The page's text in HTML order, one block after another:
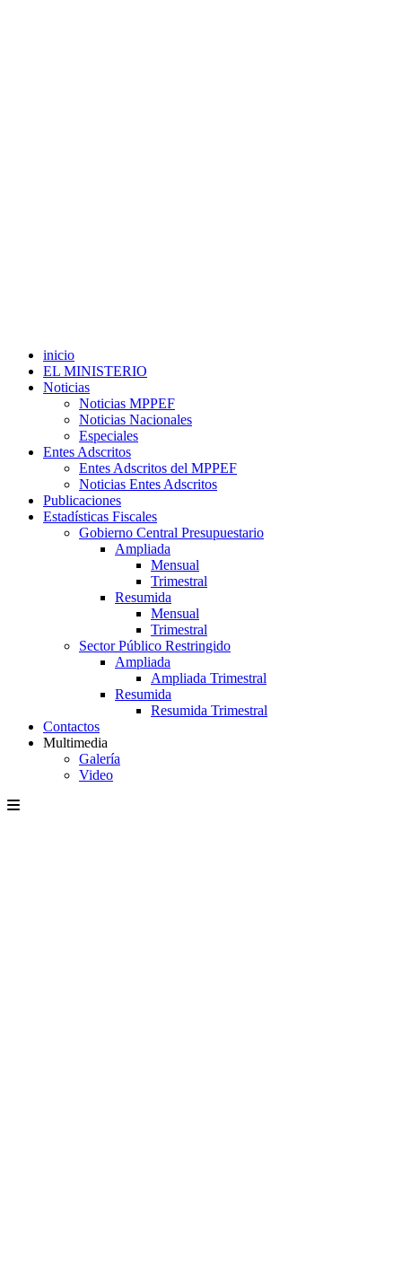
inicio
EL MINISTERIO
Noticias
Noticias MPPEF
Noticias Nacionales
Especiales
Entes Adscritos
Entes Adscritos del MPPEF
Noticias Entes Adscritos
Publicaciones
Estadísticas Fiscales
Gobierno Central Presupuestario
Ampliada
Mensual
Trimestral
Resumida
Mensual
Trimestral
Sector Público Restringido
Ampliada
Ampliada Trimestral
Resumida
Resumida Trimestral
Contactos
Multimedia
Galería
Video